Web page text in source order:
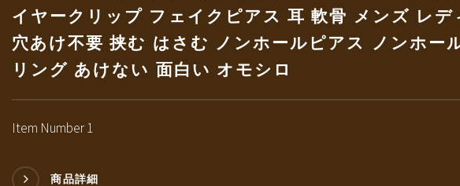
イヤークリップ フェイクピアス 耳 軟骨 メンズ レデ
穴あけ不要 挟む はさむ ノンホールピアス ノンホー
リング あけない 面白い オモシロ
Item Number 1
商品詳細